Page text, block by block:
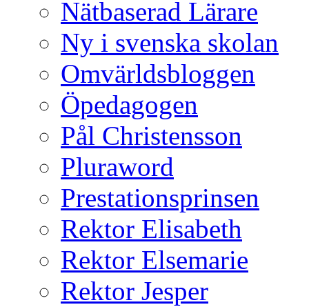
Nätbaserad Lärare
Ny i svenska skolan
Omvärldsbloggen
Öpedagogen
Pål Christensson
Pluraword
Prestationsprinsen
Rektor Elisabeth
Rektor Elsemarie
Rektor Jesper